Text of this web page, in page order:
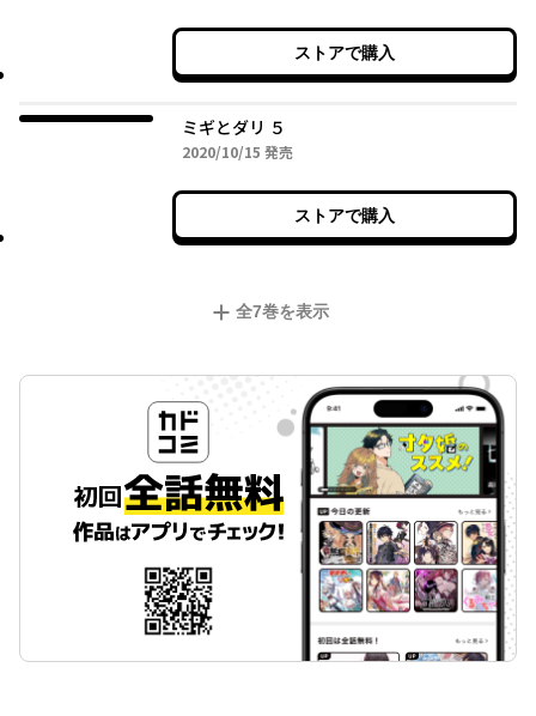
ストアで購入
ミギとダリ ５
2020/10/15 2020年10月15日
発売
ストアで購入
全7巻を表示